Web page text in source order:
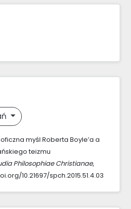
myśl Roberta Boyle’a a
teizmu
Philosophiae Christianae,
10.21697/spch.2015.51.4.03